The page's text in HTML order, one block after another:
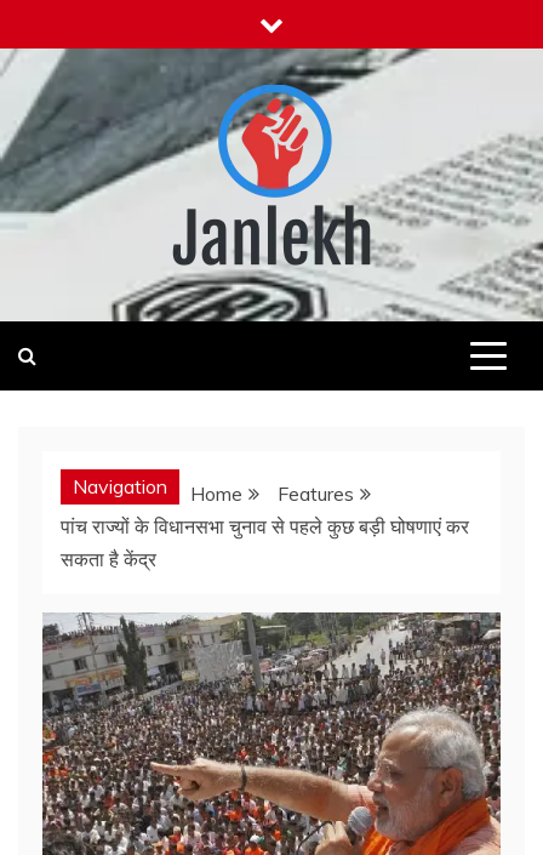
to
content
News for Public
Navigation Home
Features
पांच राज्यों के विधानसभा चुनाव से पहले कुछ बड़ी घोषणाएं कर
सकता है केंद्र